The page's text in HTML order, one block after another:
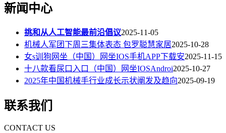
新闻中心
挑和从人工智能最前沿倡议2025-11-05
机械人军团下周三集体表态 包罗聪慧家居2025-10-28
女s训狗网坐（中国）网坐IOS手机APP下载安2025-11-15
十八款看尿口入口（中国）网坐IOSAndroi2025-10-27
2025年中国机械手行业成长示状阐发及趋向2025-09-19
联系我们
CONTACT US